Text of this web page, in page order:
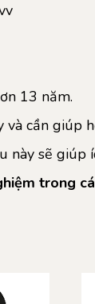
13 năm.
cần giúp
này sẽ giúp
trong